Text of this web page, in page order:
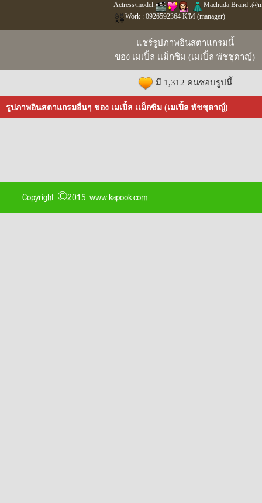
Actress/model.
Machuda Brand
Work : 0926592364 K'M (manager)
แชร์รูปภาพอินสตาแกรมนี้
ของ เมเปิ้ล เเม็กซิม (เมเปิ้ล พัชชุดาญ์)
มี 1,312 คนชอบรูปนี้
รูปภาพอินสตาแกรมอื่นๆ ของ เมเปิ้ล เเม็กซิม (เมเปิ้ล พัชชุดาญ์)
Copyright ©2015 www.kapook.com